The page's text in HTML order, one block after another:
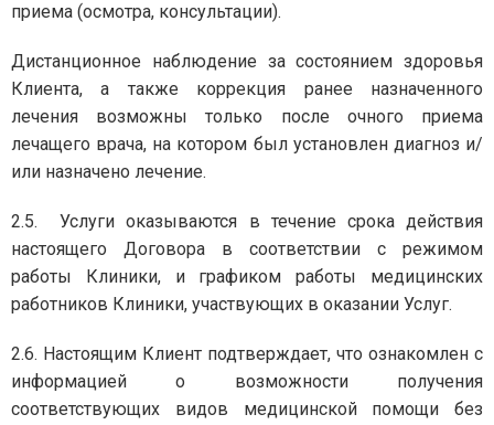
приема (осмотра, консультации).
Дистанционное наблюдение за состоянием здоровья
Клиента, а также коррекция ранее назначенного
лечения возможны только после очного приема
лечащего врача, на котором был установлен диагноз и/
или назначено лечение.
2.5. Услуги оказываются в течение срока действия
настоящего Договора в соответствии с режимом
работы Клиники, и графиком работы медицинских
работников Клиники, участвующих в оказании Услуг.
2.6. Настоящим Клиент подтверждает, что ознакомлен с
информацией о возможности получения
соответствующих видов медицинской помощи без